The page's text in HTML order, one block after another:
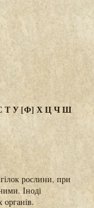
ТУ[Ф] ХЦЧШ
рослини, при
Іноді
органів.